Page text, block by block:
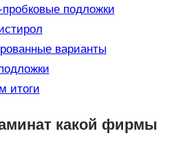
подложки
варианты
итоги
какой фирмы